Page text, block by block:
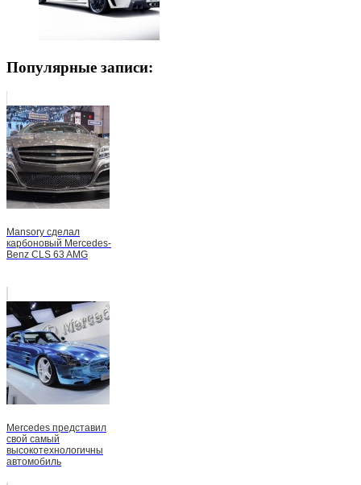
Популярные записи:
Mansory сделал
карбоновый Mercedes-
Benz CLS 63 AMG
Mercedes представил
свой самый
высокотехнологичны
автомобиль